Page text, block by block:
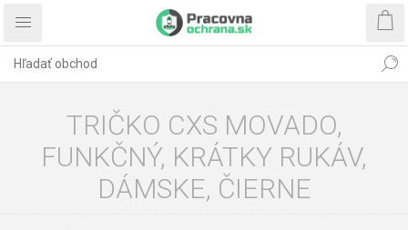
TRIČKO CXS MOVADO,
FUNKČNÝ, KRÁTKY RUKÁV,
DÁMSKE, ČIERNE